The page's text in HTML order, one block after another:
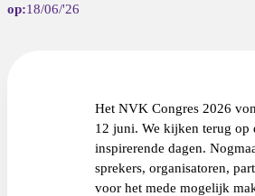
18/06/'26
Het NVK Congres 2026
12 juni. We kijken terug op
inspirerende dagen.
sprekers, organisatoren,
voor het mede mogelijk